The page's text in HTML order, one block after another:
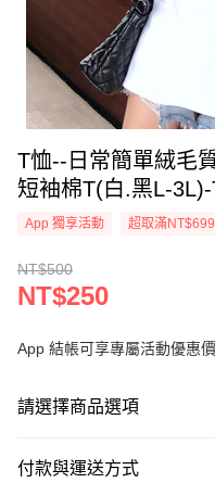
T恤--日常簡單絨毛
短袖棉T(白.黑L-
App 獨享活動 超取滿
NT$500
NT$250
App 結帳可享專屬活動優惠價
請選擇商品選項
付款與運送方式